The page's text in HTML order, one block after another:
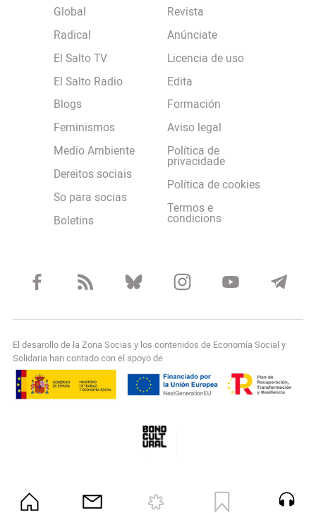
Global
Radical
El Salto TV
El Salto Radio
Blogs
Feminismos
Medio Ambiente
Dereitos sociais
So para socias
Boletins
Revista
Anúnciate
Licencia de uso
Edita
Formación
Aviso legal
Política de
privacidade
Política de cookies
Termos e
condicions
El desarollo de la Zona Socias y los contenidos de Economía Social y
Solidaria han contado con el apoyo de